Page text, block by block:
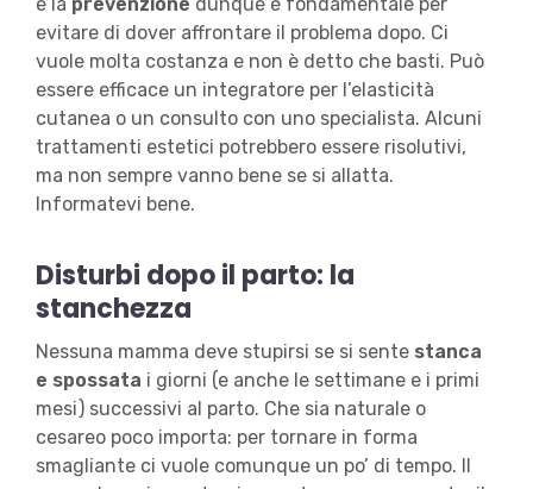
evitare di dover affrontare il problema dopo. Ci
vuole molta costanza e non è detto che basti. Può
essere efficace un integratore per l’elasticità
cutanea o un consulto con uno specialista. Alcuni
trattamenti estetici potrebbero essere risolutivi,
ma non sempre vanno bene se si allatta.
Informatevi bene.
Disturbi dopo il parto: la
stanchezza
Nessuna mamma deve stupirsi se si sente stanca
e spossata i giorni (e anche le settimane e i primi
mesi) successivi al parto. Che sia naturale o
cesareo poco importa: per tornare in forma
smagliante ci vuole comunque un po’ di tempo. Il